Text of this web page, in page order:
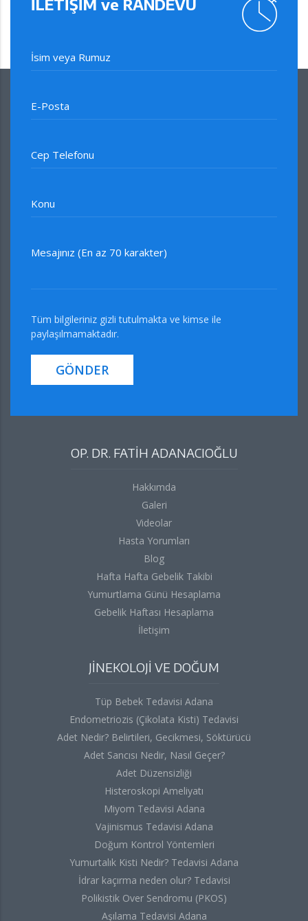
İLETİŞİM ve RANDEVU
İsim veya Rumuz
E-Posta
Cep Telefonu
Konu
Mesajınız (En az 70 karakter)
Tüm bilgileriniz gizli tutulmakta ve kimse ile
paylaşılmamaktadır.
GÖNDER
OP. DR. FATİH ADANACIOĞLU
Hakkımda
Galeri
Videolar
Hasta Yorumları
Blog
Hafta Hafta Gebelik Takibi
Yumurtlama Günü Hesaplama
Gebelik Haftası Hesaplama
İletişim
JİNEKOLOJİ VE DOĞUM
Tüp Bebek Tedavisi Adana
Endometriozis (Çikolata Kisti) Tedavisi
Adet Nedir? Belirtileri, Gecikmesi, Söktürücü
Adet Sancısı Nedir, Nasıl Geçer?
Adet Düzensizliği
Histeroskopi Ameliyatı
Miyom Tedavisi Adana
Vajinismus Tedavisi Adana
Doğum Kontrol Yöntemleri
Yumurtalık Kisti Nedir? Tedavisi Adana
İdrar kaçırma neden olur? Tedavisi
Polikistik Over Sendromu (PKOS)
Aşılama Tedavisi Adana